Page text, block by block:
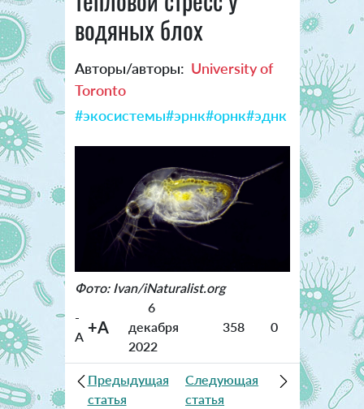
водяных блох
Авторы/авторы: University of
Toronto
#экосистемы#эрнк#орнк#эднк
Фото: Ivan/iNaturalist.org
-
A +A
6
декабря
2022
358 0
Предыдущая
статья
Следующая
статья